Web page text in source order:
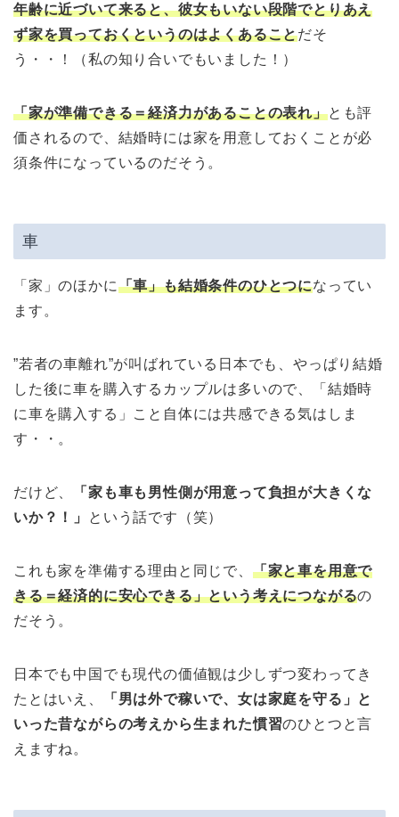
年齢に近づいて来ると、彼女もいない段階でとりあえ
ず家を買っておくというのはよくあることだそ
う・・！（私の知り合いでもいました！）
「家が準備できる＝経済力があることの表れ」とも評
価されるので、結婚時には家を用意しておくことが必
須条件になっているのだそう。
車
「家」のほかに「車」も結婚条件のひとつになってい
ます。
”若者の車離れ”が叫ばれている日本でも、やっぱり結婚
した後に車を購入するカップルは多いので、「結婚時
に車を購入する」こと自体には共感できる気はしま
す・・。
だけど、
「家も車も男性側が用意って負担が大きくな
いか？！」
という話です（笑）
これも家を準備する理由と同じで、 「家と車を用意で
きる＝経済的に安心できる」という考えにつながるの
だそう。
日本でも中国でも現代の価値観は少しずつ変わってき
たとはいえ、
「男は外で稼いで、女は家庭を守る」と
いった昔ながらの考えから生まれた慣習のひとつと言
えますね。